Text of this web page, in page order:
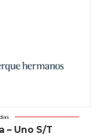
– Uno S/T